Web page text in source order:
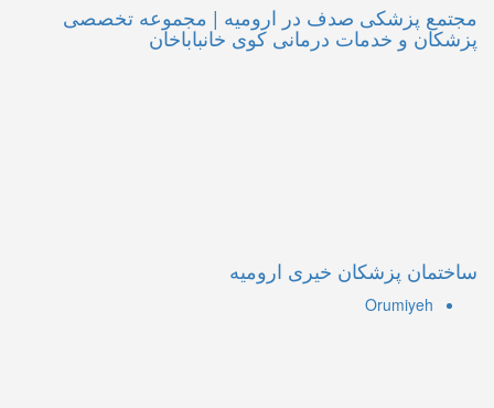
مجتمع پزشکی صدف در ارومیه | مجموعه تخصصی
پزشکان و خدمات درمانی کوی خانباباخان
ساختمان پزشکان خیری ارومیه
Orumiyeh